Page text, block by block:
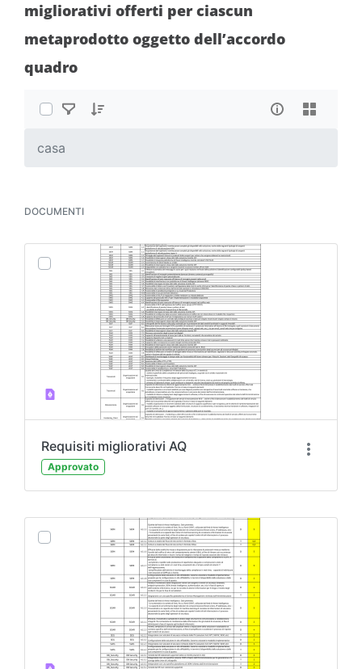
migliorativi offerti per ciascun
metaprodotto oggetto dell’accordo
quadro
casa
DOCUMENTI
Requisiti migliorativi AQ
Approvato